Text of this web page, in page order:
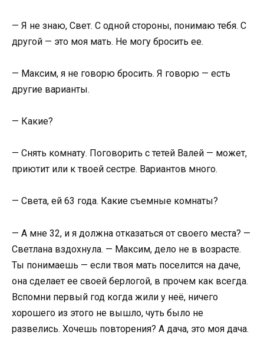
— Я не знаю, Свет. С одной стороны, понимаю тебя. С
другой — это моя мать. Не могу бросить ее.
— Максим, я не говорю бросить. Я говорю — есть
другие варианты.
— Какие?
— Снять комнату. Поговорить с тетей Валей — может,
приютит или к твоей сестре. Вариантов много.
— Света, ей 63 года. Какие съемные комнаты?
— А мне 32, и я должна отказаться от своего места? —
Светлана вздохнула. — Максим, дело не в возрасте.
Ты понимаешь — если твоя мать поселится на даче,
она сделает ее своей берлогой, в прочем как всегда.
Вспомни первый год когда жили у неё, ничего
хорошего из этого не вышло, чуть было не
развелись. Хочешь повторения? А дача, это моя дача.